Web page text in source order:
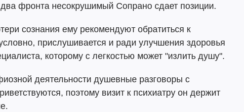
фронта несокрушимый Сопрано сдает позиции.
сознания ему рекомендуют обратиться к
прислушивается и ради улучшения здоровья
которому с легкостью может "излить душу".
деятельности душевные разговоры с
поэтому визит к психиатру он держит